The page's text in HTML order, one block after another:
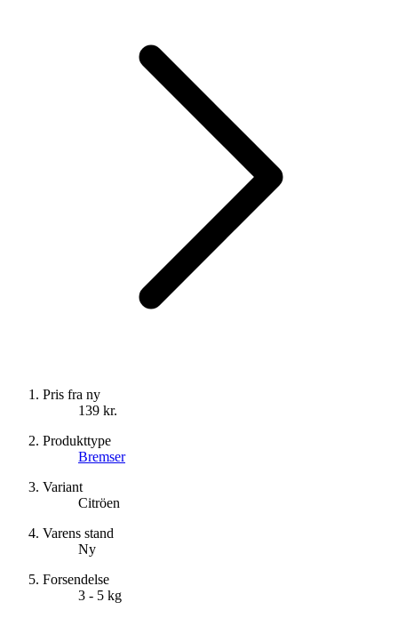
Pris fra ny
139 kr.
Produkttype
Bremser
Variant
Citröen
Varens stand
Ny
Forsendelse
3 - 5 kg